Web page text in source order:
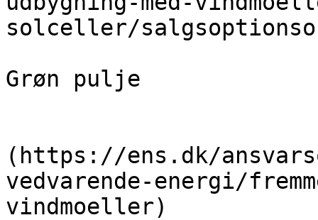
solceller/
Grøn pulje
(https://ens.dk/
vedvarende-energi/
vindmoeller)